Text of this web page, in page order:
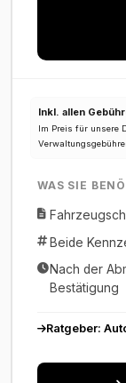
Inkl. allen
Im Preis für
WAS SIE
Beide
Nach der
Bestätigung
Ratgeber: